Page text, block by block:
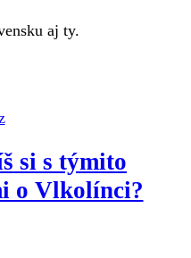
aj ty.
si s týmito
o Vlkolínci?